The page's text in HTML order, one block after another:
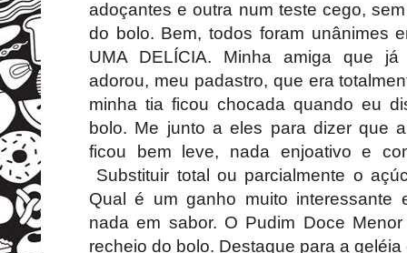
adoçantes e outra num teste cego,
do bolo. Bem, todos foram unânimes
UMA DELÍCIA. Minha amiga que já
adorou, meu padastro, que era
minha tia ficou chocada quando eu
bolo. Me junto a eles para dizer que
ficou bem leve, nada enjoativo e
Substituir total ou parcialmente o
Qual é um ganho muito interessante
nada em sabor. O Pudim Doce Menor
recheio do bolo. Destaque para a